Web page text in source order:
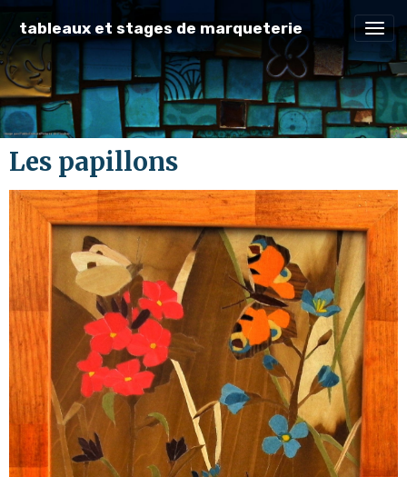
tableaux et stages de marqueterie
Les papillons